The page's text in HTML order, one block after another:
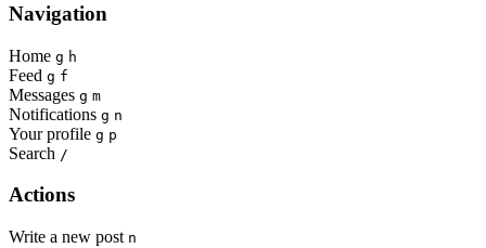
Navigation
Home g h
Feed g f
Messages g m
Notifications g n
Your profile g p
Search /
Actions
Write a new post n